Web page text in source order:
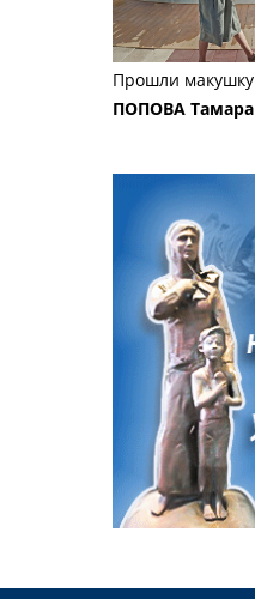
Прошли макушку
ПОПОВА Тамара